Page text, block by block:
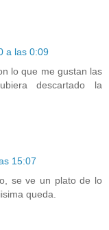
a las 0:09
lo que me gustan las
descartado la
15:07
se ve un plato de lo
queda.